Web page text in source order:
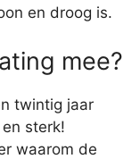
en droog is.
mee?
twintig jaar
sterk!
waarom de